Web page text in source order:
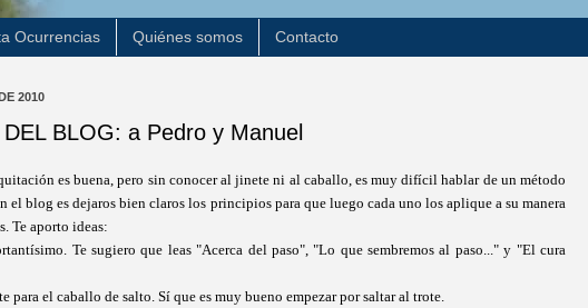
Ocurrencias Quiénes somos Contacto
2010
BLOG: a Pedro y Manuel
es buena, pero sin conocer al jinete ni al caballo, es muy difícil hablar de un método
el blog es dejaros bien claros los principios para que luego cada uno los aplique a su manera
Te aporto ideas:
Te sugiero que leas "Acerca del paso", "Lo que sembremos al paso..." y "El cura
para el caballo de salto. Sí que es muy bueno empezar por saltar al trote.